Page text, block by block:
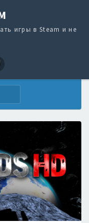
игры в Steam и не